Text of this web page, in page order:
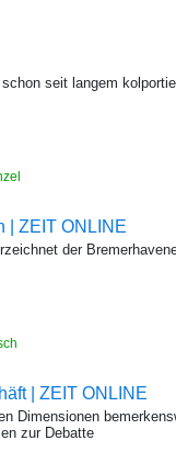
seit langem
| ZEIT ONLINE
der
| ZEIT ONLINE
Dimensionen
zur Debatte